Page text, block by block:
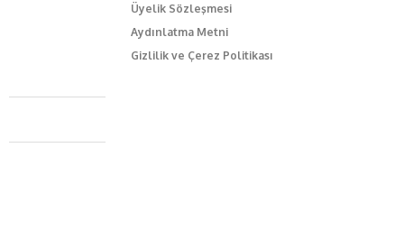
Üyelik Sözleşmesi
Aydınlatma Metni
Gizlilik ve Çerez Politikası
Caferağa Mah. Dr. Şakir Paşa Sok. No3/A Kadıköy İstanbul
+90 543 345 46 00